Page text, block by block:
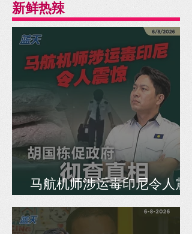
新鲜热辣
马航机师涉运毒印尼令人震